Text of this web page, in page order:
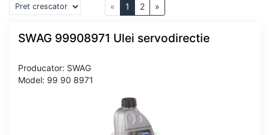
« 1 2 »
SWAG 99908971 Ulei servodirectie
Producator: SWAG
Model: 99 90 8971